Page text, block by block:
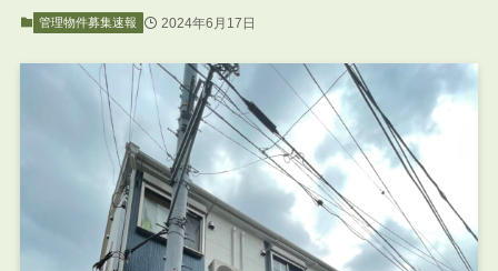
管理物件募集速報 2024年6月17日